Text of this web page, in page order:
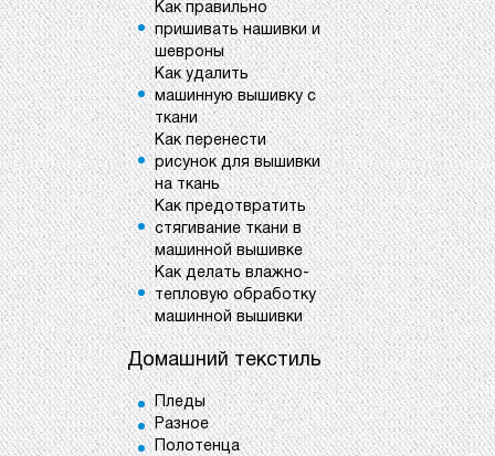
Как правильно
пришивать нашивки и
шевроны
Как удалить
машинную вышивку с
ткани
Как перенести
рисунок для вышивки
на ткань
Как предотвратить
стягивание ткани в
машинной вышивке
Как делать влажно-
тепловую обработку
машинной вышивки
Домашний текстиль
Пледы
Разное
Полотенца